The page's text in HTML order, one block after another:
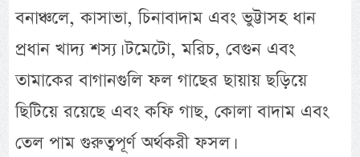
বনাঞ্চলে, কাসাভা, চিনাবাদাম এবং ভুট্টাসহ ধান
প্রধান খাদ্য শস্য। টমেটো, মরিচ, বেগুন এবং
তামাকের বাগানগুলি ফল গাছের ছায়ায় ছড়িয়ে
ছিটিয়ে রয়েছে এবং কফি গাছ, কোলা বাদাম এবং
তেল পাম গুরুত্বপূর্ণ অর্থকরী ফসল।